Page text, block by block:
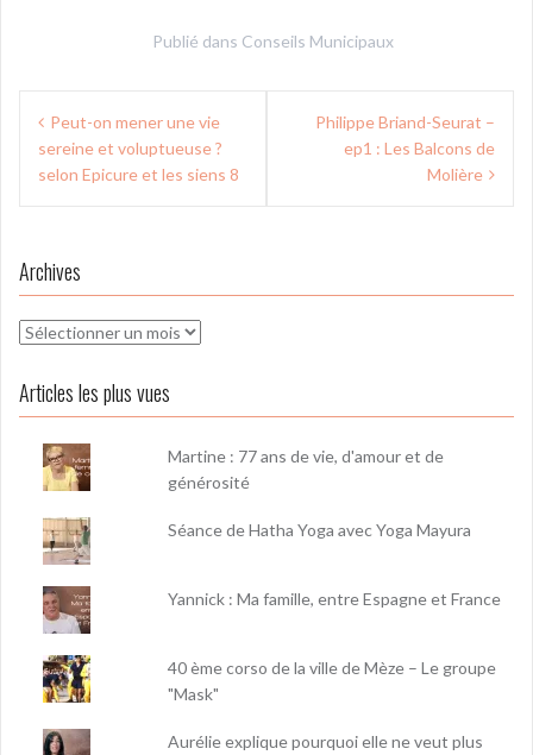
Publié dans Conseils Municipaux
Navigation
de
l’article
Peut-on mener une vie
sereine et voluptueuse ?
selon Epicure et les siens 8
Philippe Briand-Seurat –
ep1 : Les Balcons de
Molière
Archives
Archives
Articles les plus vues
Martine : 77 ans de vie, d'amour et de
générosité
Séance de Hatha Yoga avec Yoga Mayura
Yannick : Ma famille, entre Espagne et France
40 ème corso de la ville de Mèze – Le groupe
"Mask"
Aurélie explique pourquoi elle ne veut plus